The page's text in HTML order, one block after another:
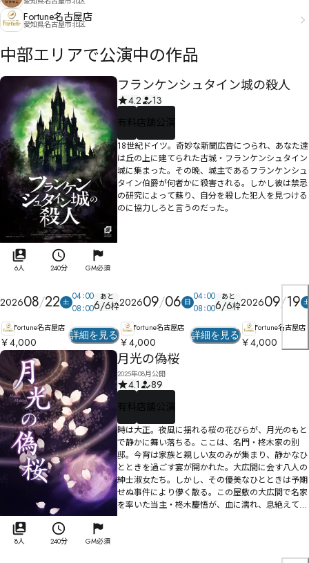
Fortune名古屋店
愛知県名古屋市北区
中部エリアで公演中の作品
6人 240分 GM必須
フランケンシュタイン城の殺人
4.2
13
有料 店舗公演
18世紀ドイツ。奇妙な新聞広告につられ、あなた達
は丘の上に建てられた古城・フランケンシュタイン
城に集まった。その晩、城主であるフランケンシュ
タイン伯爵が何者かに殺害される。しかし彼は禁忌
の研究によって蘇り、自分を殺した犯人を見つける
のに協力しろと言うのだった。
202608 22 土 04 00
08 00
あと
6/6枠
Fortune名古屋店
￥4,000
詳細を見る
202609 06 日 04 00
08 00
あと
6/6枠
Fortune名古屋店
￥4,000
詳細を見る
202609 19
Fortune名古屋店
￥4,000
8人 240分 GM必須
月光の偽桜
2025年08月公開
4.1
89
有料 店舗公演
時は大正。夜風に揺れる桜の花びらが、月光のもと
で静かに舞い落ちる。ここは、名門・柊木家の別
邸。今宵は家族と親しい友のみが集まり、静かなひ
とときを過ごす宴が開かれた。大広間に会す八人の
紳士淑女たち。しかし、その優美なひとときは予期
せぬ事件により儚く散る。この屋敷の大広間で名家
を率いた当主・柊木慶悟が、血に濡れ、息絶えてい
真実になるのだ。だが、今宵決まるのは犯人だけで